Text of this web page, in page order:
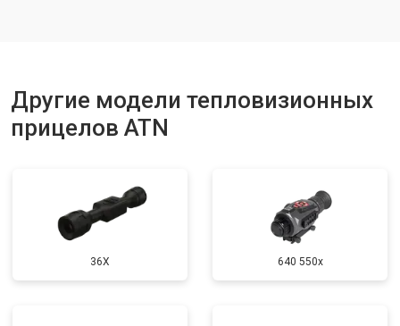
Другие модели тепловизионных
прицелов ATN
36X 640 550x